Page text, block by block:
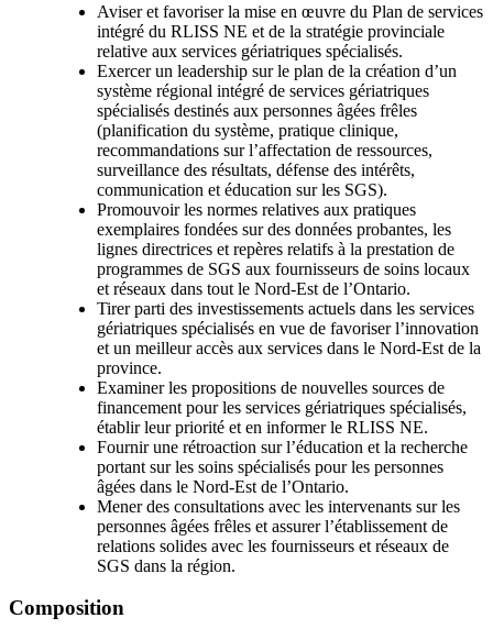
Aviser et favoriser la mise en œuvre du Plan de services
intégré du RLISS NE et de la stratégie provinciale
relative aux services gériatriques spécialisés.
Exercer un leadership sur le plan de la création d’un
système régional intégré de services gériatriques
spécialisés destinés aux personnes âgées frêles
(planification du système, pratique clinique,
recommandations sur l’affectation de ressources,
surveillance des résultats, défense des intérêts,
communication et éducation sur les SGS).
Promouvoir les normes relatives aux pratiques
exemplaires fondées sur des données probantes, les
lignes directrices et repères relatifs à la prestation de
programmes de SGS aux fournisseurs de soins locaux
et réseaux dans tout le Nord-Est de l’Ontario.
Tirer parti des investissements actuels dans les services
gériatriques spécialisés en vue de favoriser l’innovation
et un meilleur accès aux services dans le Nord-Est de la
province.
Examiner les propositions de nouvelles sources de
financement pour les services gériatriques spécialisés,
établir leur priorité et en informer le RLISS NE.
Fournir une rétroaction sur l’éducation et la recherche
portant sur les soins spécialisés pour les personnes
âgées dans le Nord-Est de l’Ontario.
Mener des consultations avec les intervenants sur les
personnes âgées frêles et assurer l’établissement de
relations solides avec les fournisseurs et réseaux de
SGS dans la région.
Composition